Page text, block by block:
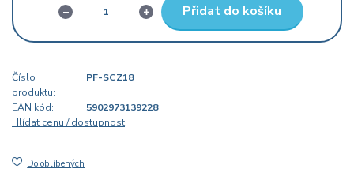
Přidat do košíku
Číslo
produktu:
PF-SCZ18
EAN kód:
5902973139228
Hlídat cenu / dostupnost
Do oblíbených